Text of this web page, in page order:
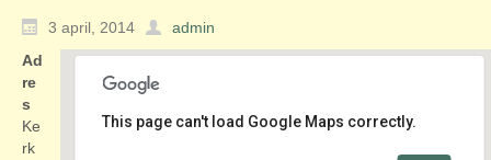
3 april, 2014 admin
This page can't load Google Maps correctly.
Ad
re
s
Ke
rk